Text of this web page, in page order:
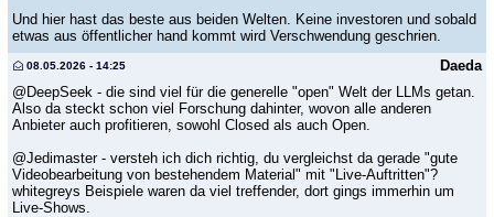
Und hier hast das beste aus beiden Welten. Keine investoren und sobald
etwas aus öffentlicher hand kommt wird Verschwendung geschrien.
Daeda
08.05.2026 - 14:25
@DeepSeek - die sind viel für die generelle "open" Welt der LLMs getan.
Also da steckt schon viel Forschung dahinter, wovon alle anderen
Anbieter auch profitieren, sowohl Closed als auch Open.
@Jedimaster - versteh ich dich richtig, du vergleichst da gerade "gute
Videobearbeitung von bestehendem Material" mit "Live-Auftritten"?
whitegreys Beispiele waren da viel treffender, dort gings immerhin um
Live-Shows.